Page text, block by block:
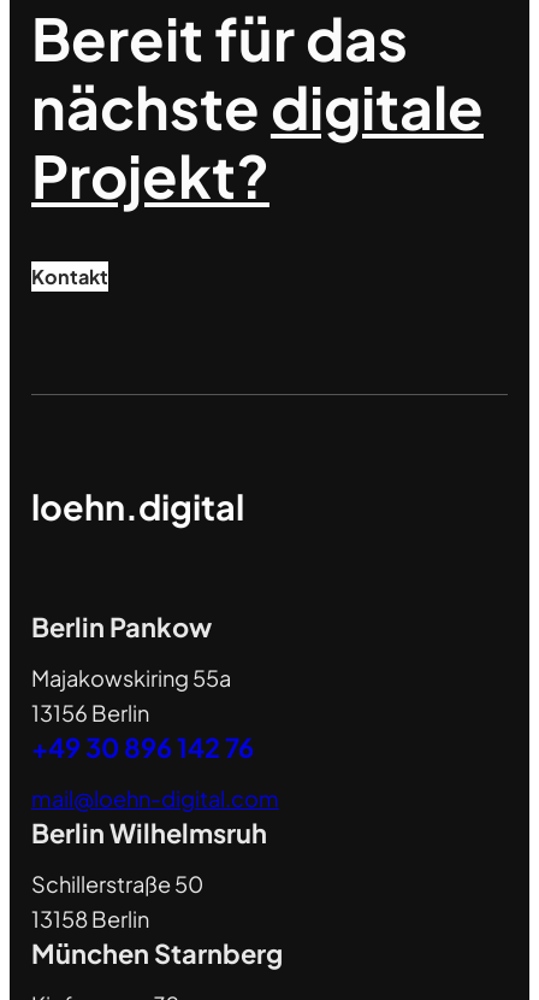
Bereit für das
nächstedigitale
Projekt?
Kontakt
loehn.digital
Berlin Pankow
Majakowskiring 55a
13156 Berlin
+49 30 896 142 76
mail@loehn-digital.com
Berlin Wilhelmsruh
Schillerstraße 50
13158 Berlin
München Starnberg